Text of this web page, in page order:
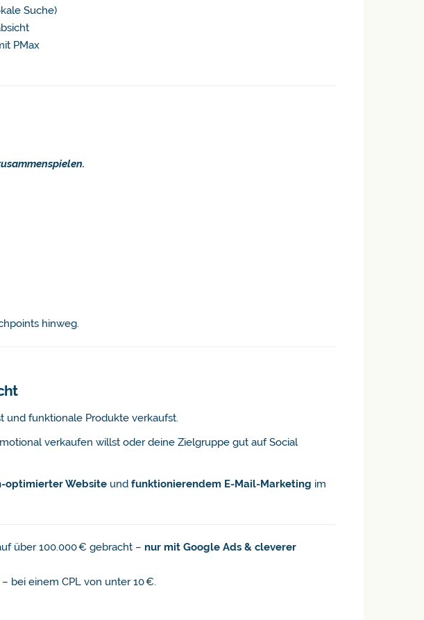
Suche)
PMax
hinweg.
und funktionale Produkte verkaufst.
verkaufen willst oder deine Zielgruppe gut auf Social
optimierter Website und funktionierendem E-Mail-Marketing im
über 100.000 € gebracht – nur mit Google Ads & cleverer
bei einem CPL von unter 10 €.